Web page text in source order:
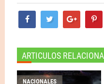
ARTICULOS
NACIONALES